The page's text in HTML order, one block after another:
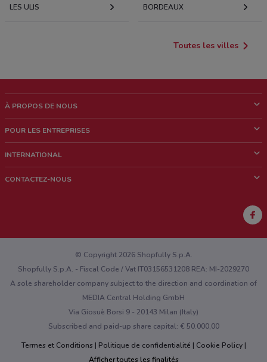
LES ULIS BORDEAUX
Toutes les villes
À PROPOS DE NOUS
News & Médias
POUR LES ENTREPRISES
Contacts commerciaux et/ou marketing
INTERNATIONAL
CONTACTEZ-NOUS
Vous rencontrez un problème technique sur l’appli ou le site?
© Copyright 2026 Shopfully S.p.A.
Shopfully S.p.A. - Fiscal Code / Vat IT03156531208 REA: MI-2029270
A sole shareholder company subject to the direction and coordination of
MEDIA Central Holding GmbH
Via Giosuè Borsi 9 - 20143 Milan (Italy)
Subscribed and paid-up share capital: € 50.000,00
Termes et Conditions
Politique de confidentialité
Cookie Policy
Afficher toutes les finalités